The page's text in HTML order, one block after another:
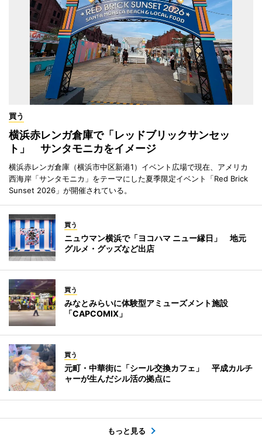
買う
横浜赤レンガ倉庫で「レッドブリックサンセッ
ト」 サンタモニカをイメージ
横浜赤レンガ倉庫（横浜市中区新港1）イベント広場で現在、アメリカ
西海岸「サンタモニカ」をテーマにした夏季限定イベント「Red Brick
Sunset 2026」が開催されている。
買う
ニュウマン横浜で「ヨコハマ ニュー縁日」 地元
グルメ・グッズなど出店
買う
みなとみらいに体験型アミューズメント施設
「CAPCOMIX」
買う
元町・中華街に「シール交換カフェ」 平成カルチ
ャーが生んだシル活の拠点に
もっと見る